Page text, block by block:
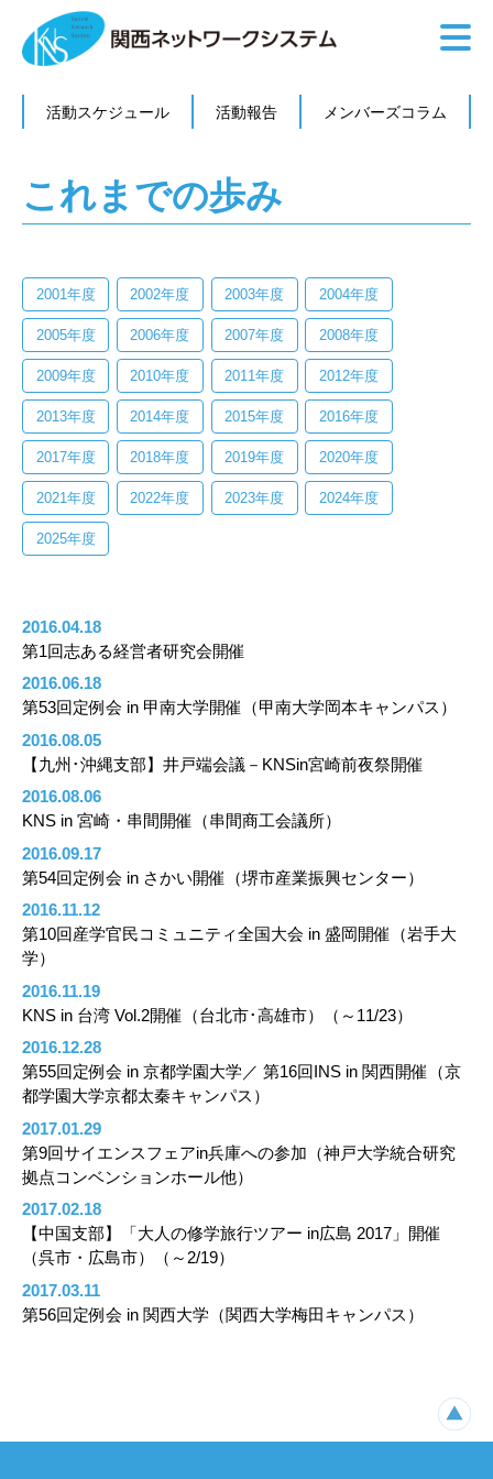
活動スケジュール 活動報告 メンバーズコラム
これまでの歩み
2001年度 2002年度 2003年度 2004年度
2005年度 2006年度 2007年度 2008年度
2009年度 2010年度 2011年度 2012年度
2013年度 2014年度 2015年度 2016年度
2017年度 2018年度 2019年度 2020年度
2021年度 2022年度 2023年度 2024年度
2025年度
2016.04.18
第1回志ある経営者研究会開催
2016.06.18
第53回定例会 in 甲南大学開催（甲南大学岡本キャンパス）
2016.08.05
【九州･沖縄支部】井戸端会議－KNSin宮崎前夜祭開催
2016.08.06
KNS in 宮崎・串間開催（串間商工会議所）
2016.09.17
第54回定例会 in さかい開催（堺市産業振興センター）
2016.11.12
第10回産学官民コミュニティ全国大会 in 盛岡開催（岩手大
学）
2016.11.19
KNS in 台湾 Vol.2開催（台北市･高雄市）（～11/23）
2016.12.28
第55回定例会 in 京都学園大学／ 第16回INS in 関西開催（京
都学園大学京都太秦キャンパス）
2017.01.29
第9回サイエンスフェアin兵庫への参加（神戸大学統合研究
拠点コンベンションホール他）
2017.02.18
【中国支部】「大人の修学旅行ツアー in広島 2017」開催
（呉市・広島市）（～2/19）
2017.03.11
第56回定例会 in 関西大学（関西大学梅田キャンパス）